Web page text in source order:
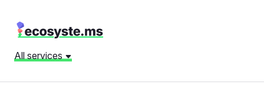
All services